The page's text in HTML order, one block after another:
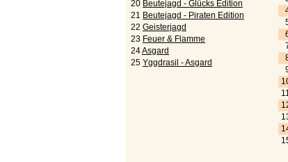
20 Beutejagd - Glücks Edition
21 Beutejagd - Piraten Edition
22 Geisterjagd
23 Feuer & Flamme
24Asgard
25 Yggdrasil - Asgard